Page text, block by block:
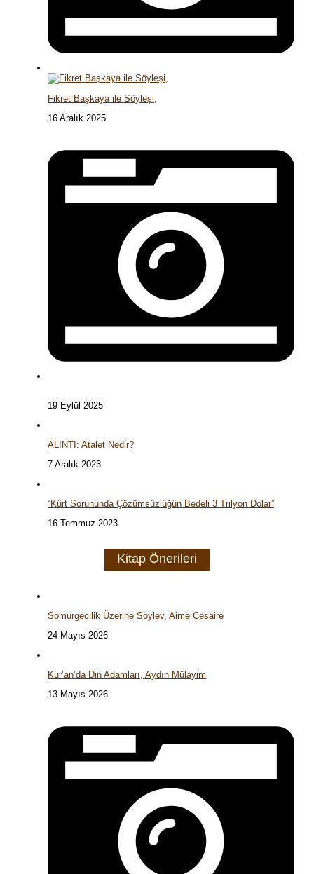
Fikret Başkaya ile Söyleşi,
16 Aralık 2025
19 Eylül 2025
ALINTI: Atalet Nedir?
7 Aralık 2023
“Kürt Sorununda Çözümsüzlüğün Bedeli 3 Trilyon Dolar”
16 Temmuz 2023
Kitap Önerileri
Sömürgecilik Üzerine Söylev, Aime Cesaire
24 Mayıs 2026
Kur’an’da Din Adamları, Aydın Mülayim
13 Mayıs 2026